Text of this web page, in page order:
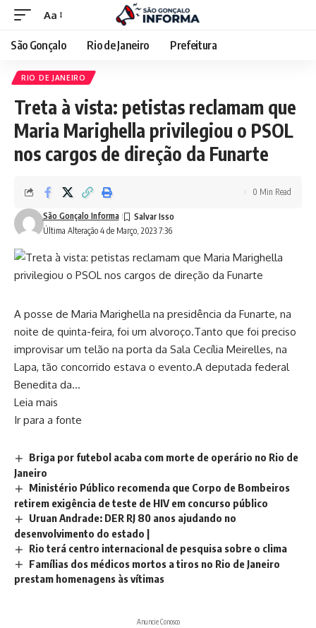
Aa
São Gonçalo Rio de Janeiro Prefeitura
RIO DE JANEIRO
Treta à vista: petistas reclamam que
Maria Marighella privilegiou o PSOL
nos cargos de direção da Funarte
Última Alteração 4 de Março, 2023 7:36
São Gonçalo Informa
0 Min Read
A posse de Maria Marighella na presidência da Funarte, na
noite de quinta-feira, foi um alvoroço.Tanto que foi preciso
improvisar um telão na porta da Sala Cecília Meirelles, na
Lapa, tão concorrido estava o evento.A deputada federal
Benedita da…
Leia mais
Ir para a fonte
Briga por futebol acaba com morte de operário no Rio de
Janeiro
Ministério Público recomenda que Corpo de Bombeiros
retirem exigência de teste de HIV em concurso público
Uruan Andrade: DER RJ 80 anos ajudando no
desenvolvimento do estado |
Rio terá centro internacional de pesquisa sobre o clima
Famílias dos médicos mortos a tiros no Rio de Janeiro
prestam homenagens às vítimas
Anuncie Conosco